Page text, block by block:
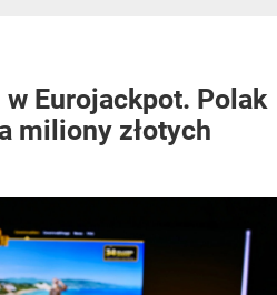
Eurojackpot. Polak
miliony złotych